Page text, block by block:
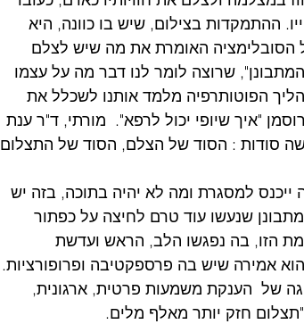
ההתמקדות בצילום, שיש בו כוונה, היא
הסובלימציה האומרת את מה שיש לצלם
שרוצה לומר לנו דבר מה על עצמו
הפוטותרפיה מלמד אותנו לשכלל את
"איך שיופי יכול לרפא".  מורתי, ד"ר ענת
סודות : הסוד של הצלם, הסוד של התצלום
למסגרת ומה לא יהיה בתוכה, בזה יש
שנעשו עוד טרם לחיצה על כפתור
הזו, בה נפגשו הלב, הראש ועדשת
אמירה שיש בה פרספקטיבה ופרופורציות.
של  הענקת משמעות פרטית, ארגונית,
חזק יותר מאלף מלים.